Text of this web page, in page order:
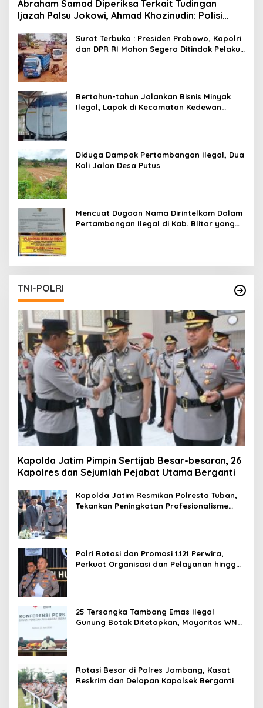
Abraham Samad Diperiksa Terkait Tudingan
Ijazah Palsu Jokowi, Ahmad Khozinudin: Polisi
Surat Terbuka : Presiden Prabowo, Kapolri
dan DPR RI Mohon Segera Ditindak Pelaku
Bertahun-tahun Jalankan Bisnis Minyak
Ilegal, Lapak di Kecamatan Kedewan
Diduga Dampak Pertambangan Ilegal, Dua
Kali Jalan Desa Putus
Mencuat Dugaan Nama Dirintelkam Dalam
Pertambangan Ilegal di Kab. Blitar yang
TNI-POLRI
Kapolda Jatim Pimpin Sertijab Besar-besaran, 26
Kapolres dan Sejumlah Pejabat Utama Berganti
Kapolda Jatim Resmikan Polresta Tuban,
Tekankan Peningkatan Profesionalisme
Polri Rotasi dan Promosi 1.121 Perwira,
Perkuat Organisasi dan Pelayanan hingga
25 Tersangka Tambang Emas Ilegal
Gunung Botak Ditetapkan, Mayoritas WN
Rotasi Besar di Polres Jombang, Kasat
Reskrim dan Delapan Kapolsek Berganti